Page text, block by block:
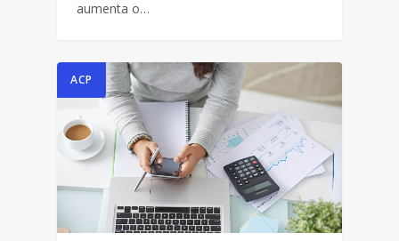
aumenta o…
ACP